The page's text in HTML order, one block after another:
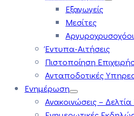
Εξαγωγείς
Μεσίτες
Αργυροχρυσοχόοι
Έντυπα-Αιτήσεις
Πιστοποίηση
Ανταποδοτικές
Ενημέρωση
Ανακοινώσεις –